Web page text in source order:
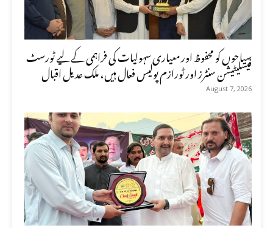
سیاحوں کو محفوظ اور معیاری سہولیات کی فراہمی کے لیے ٹورسٹ
فیسلیٹیشن سنٹرز اور ٹورازم پولیس فعال ہیں، ملک عدیل اقبال
August 7, 2026